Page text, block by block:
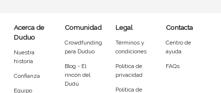
Limpieza Manitas
Entrenador Asistente
Tipo de atención
Acerca de
Duduo
Nuestra
historia
Confianza
Equipo
Comunidad
Crowdfunding
para Duduo
Blog - El
rincón del
Dudú
Legal
Términos y
condiciones
Política de
privacidad
Política de
Contacta
Centro de
ayuda
FAQs